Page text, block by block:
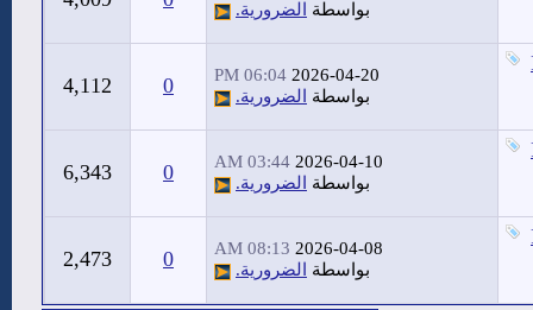
بواسطة الضرورية.
2026-04-20
06:04 PM
بواسطة
الضرورية. 0
4,112
2026-04-10
03:44 AM
بواسطة
الضرورية. 0
6,343
2026-04-08
08:13 AM
بواسطة
الضرورية. 0
2,473